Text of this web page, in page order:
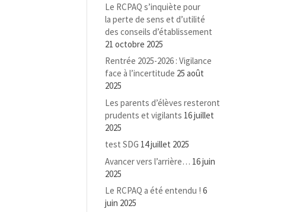
Le RCPAQ s’inquiète pour
la perte de sens et d’utilité
des conseils d’établissement
21 octobre 2025
Rentrée 2025-2026 : Vigilance
face à l’incertitude 25 août
2025
Les parents d’élèves resteront
prudents et vigilants 16 juillet
2025
test SDG 14 juillet 2025
Avancer vers l’arrière… 16 juin
2025
Le RCPAQ a été entendu ! 6
juin 2025